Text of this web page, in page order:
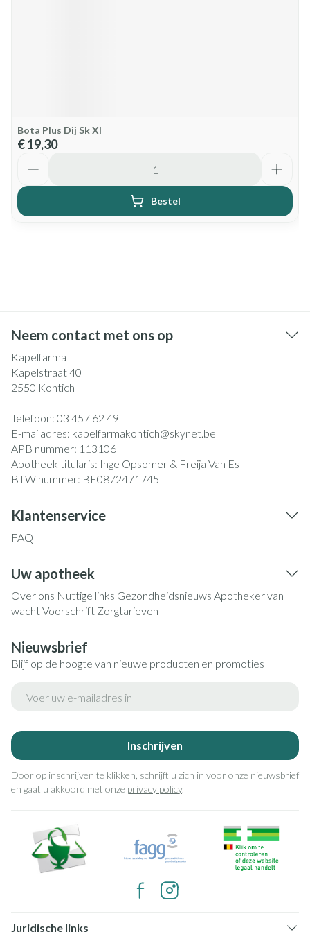
Bota Plus Dij Sk Xl
€ 19,30
Bestel
Neem contact met ons op
Kapelfarma
Kapelstraat 40
2550 Kontich
Telefoon: 03 457 62 49
E-mailadres: kapelfarmakontich@skynet.be
APB nummer: 113106
Apotheek titularis: Inge Opsomer & Freija Van Es
BTW nummer: BE0872471745
Klantenservice
FAQ
Uw apotheek
Over ons Nuttige links Gezondheidsnieuws Apotheker van
wachtVoorschrift Zorgtarieven
Nieuwsbrief
Blijf op de hoogte van nieuwe producten en promoties
Inschrijven
Door op inschrijven te klikken, schrijft u zich in voor onze nieuwsbrief
en gaat u akkoord met onze privacy policy.
Juridische links